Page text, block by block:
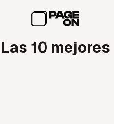
Las 10